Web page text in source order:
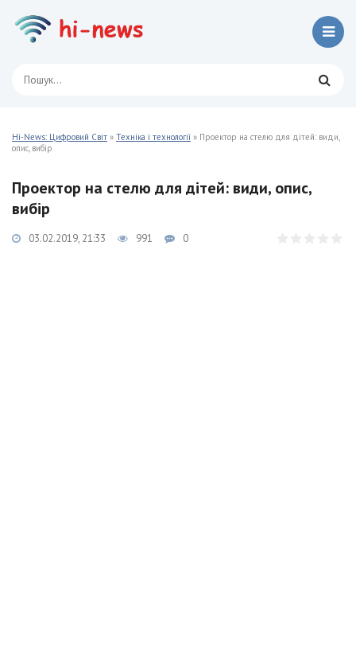
Hi-News: Цифровий Світ » Техніка і технології » Проектор на стелю для дітей: види,
опис, вибір
Проектор на стелю для дітей: види, опис,
вибір
03.02.2019, 21:33 991 0